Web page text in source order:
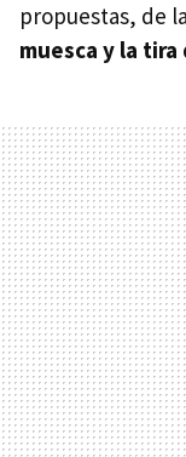
propuestas, de
muesca y la